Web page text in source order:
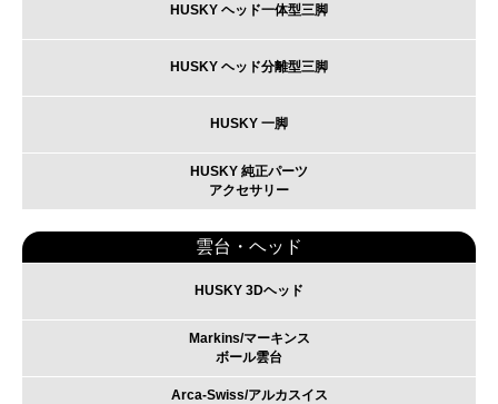
HUSKY ヘッド一体型三脚
HUSKY ヘッド分離型三脚
HUSKY 一脚
HUSKY 純正パーツ
アクセサリー
雲台・ヘッド
HUSKY 3Dヘッド
Markins/マーキンス
ボール雲台
Arca-Swiss/アルカスイス